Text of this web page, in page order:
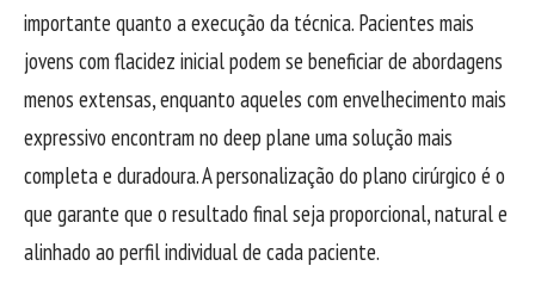
importante quanto a execução da técnica. Pacientes mais
jovens com flacidez inicial podem se beneficiar de abordagens
menos extensas, enquanto aqueles com envelhecimento mais
expressivo encontram no deep plane uma solução mais
completa e duradoura. A personalização do plano cirúrgico é o
que garante que o resultado final seja proporcional, natural e
alinhado ao perfil individual de cada paciente.